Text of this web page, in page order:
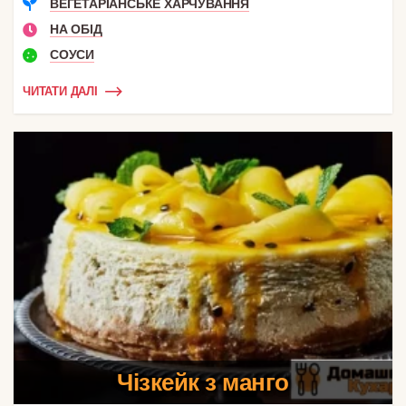
ВЕГЕТАРІАНСЬКЕ ХАРЧУВАННЯ
НА ОБІД
СОУСИ
ЧИТАТИ ДАЛІ
Чізкейк з манго